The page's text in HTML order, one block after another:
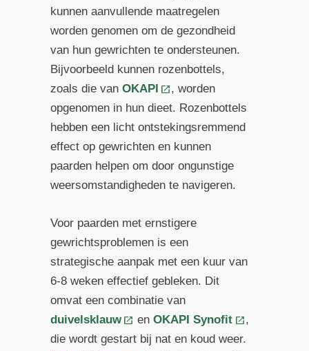
kunnen aanvullende maatregelen
worden genomen om de gezondheid
van hun gewrichten te ondersteunen.
Bijvoorbeeld kunnen rozenbottels,
zoals die van OKAPI
, worden
opgenomen in hun dieet. Rozenbottels
hebben een licht ontstekingsremmend
effect op gewrichten en kunnen
paarden helpen om door ongunstige
weersomstandigheden te navigeren.
Voor paarden met ernstigere
gewrichtsproblemen is een
strategische aanpak met een kuur van
6-8 weken effectief gebleken. Dit
omvat een combinatie van
duivelsklauw
enOKAPI Synofit
,
die wordt gestart bij nat en koud weer.